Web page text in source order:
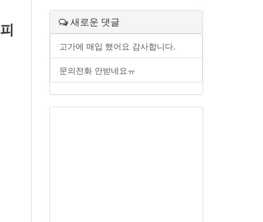
새로운 댓글
고가에 매입 했어요 감사합니다.
문의전화 안받네요ㅠ